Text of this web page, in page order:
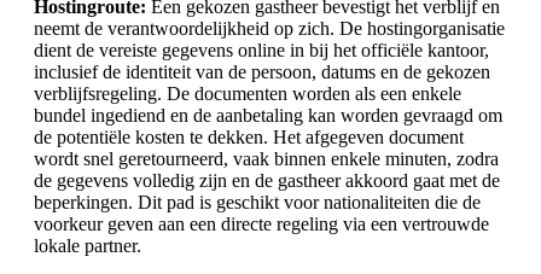
Hostingroute: Een gekozen gastheer bevestigt het verblijf en
neemt de verantwoordelijkheid op zich. De hostingorganisatie
dient de vereiste gegevens online in bij het officiële kantoor,
inclusief de identiteit van de persoon, datums en de gekozen
verblijfsregeling. De documenten worden als een enkele
bundel ingediend en de aanbetaling kan worden gevraagd om
de potentiële kosten te dekken. Het afgegeven document
wordt snel geretourneerd, vaak binnen enkele minuten, zodra
de gegevens volledig zijn en de gastheer akkoord gaat met de
beperkingen. Dit pad is geschikt voor nationaliteiten die de
voorkeur geven aan een directe regeling via een vertrouwde
lokale partner.